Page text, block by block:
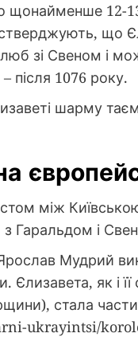
щонайменше 12-
що
зі Свеном і
після 1076 року.
шарму
між
з Гаральдом і
Мудрий
як і
стала
ukrayintsi/